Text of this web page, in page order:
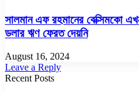
সালমান এফ রহমানের বেক্সিমকো
ডলার ঋণ ফেরত দেয়নি
August 16, 2024
Leave a Reply
Recent Posts